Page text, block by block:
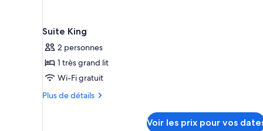
Suite King
2 personnes
1 très grand lit
Wi-Fi gratuit
Plus de détails
Plus
Voir les prix pour vos